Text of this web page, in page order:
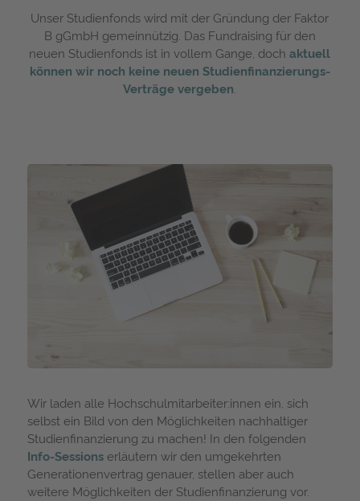
Unser Studienfonds wird mit der Gründung der Faktor
B gGmbH gemeinnützig. Das Fundraising für den
neuen Studienfonds ist in vollem Gange, dochaktuell
können wir noch keine neuen Studienfinanzierungs-
Verträge vergeben
Wir laden alle Hochschulmitarbeiter:innen ein, sich
selbst ein Bild von den Möglichkeiten nachhaltiger
Studienfinanzierung zu machen! In den folgenden
Info-Sessionserläutern wir den umgekehrten
Generationenvertrag genauer, stellen aber auch
weitere Möglichkeiten der Studienfinanzierung vor.